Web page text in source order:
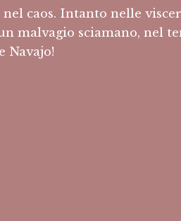
caos. Intanto nelle
malvagio sciamano, nel
Navajo!